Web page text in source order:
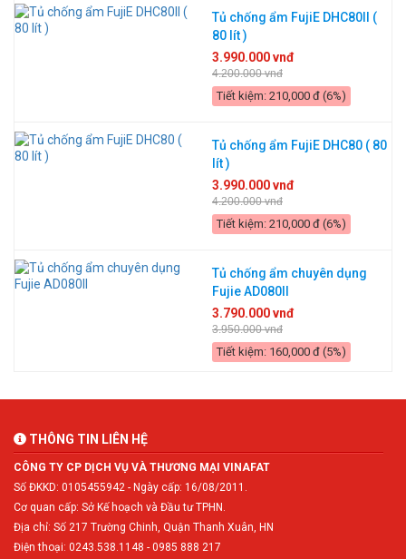
Tủ chống ẩm FujiE DHC80II (
80 lít )
3.990.000 vnđ
4.200.000 vnđ
Tiết kiệm: 210,000 đ (6%)
Tủ chống ẩm FujiE DHC80 ( 80
lít )
3.990.000 vnđ
4.200.000 vnđ
Tiết kiệm: 210,000 đ (6%)
Tủ chống ẩm chuyên dụng
Fujie AD080II
3.790.000 vnđ
3.950.000 vnđ
Tiết kiệm: 160,000 đ (5%)
THÔNG TIN LIÊN HỆ
CÔNG TY CP DỊCH VỤ VÀ THƯƠNG MẠI VINAFAT
Số ĐKKD: 0105455942 - Ngày cấp: 16/08/2011.
Cơ quan cấp: Sở Kế hoạch và Đầu tư TPHN.
Địa chỉ: Số 217 Trường Chinh, Quận Thanh Xuân, HN
Điện thoại: 0243.538.1148 - 0985 888 217